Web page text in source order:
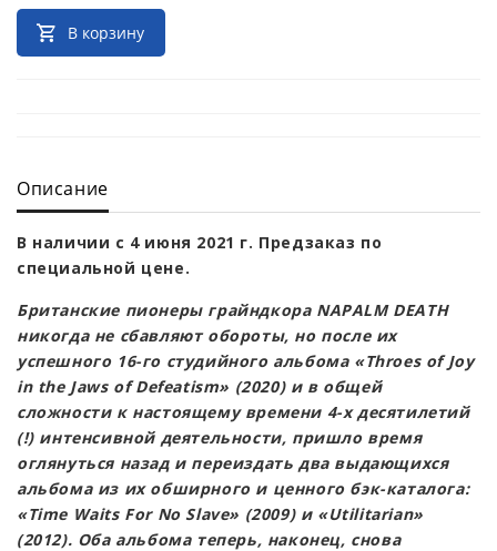
В корзину
Описание
В наличии с 4 июня 2021 г. Предзаказ по
специальной цене.
Британские пионеры грайндкора NAPALM DEATH
никогда не сбавляют обороты, но после их
успешного 16-го студийного альбома «Throes of Joy
in the Jaws of Defeatism» (2020) и в общей
сложности к настоящему времени 4-х десятилетий
(!) интенсивной деятельности, пришло время
оглянуться назад и переиздать два выдающихся
альбома из их обширного и ценного бэк-каталога:
«Time Waits For No Slave» (2009) и «Utilitarian»
(2012). Оба альбома теперь, наконец, снова